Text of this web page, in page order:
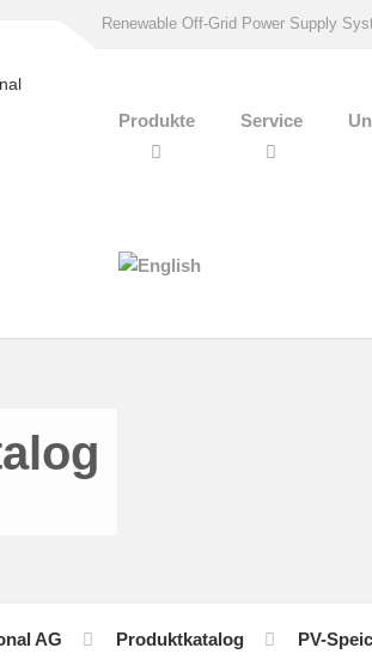
Renewable Off-Grid Power Supply
Produkte Service
AG Produktkatalog PV-